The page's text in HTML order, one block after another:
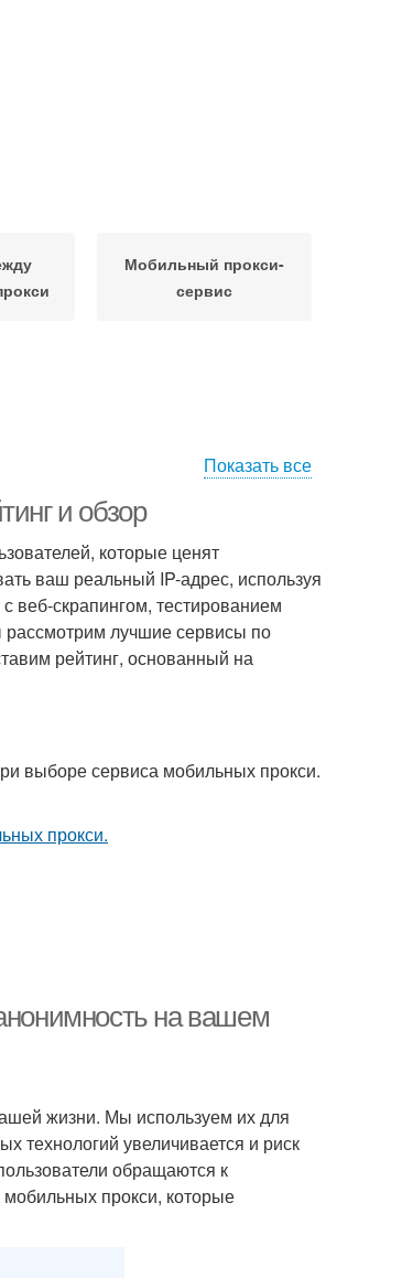
Мобильный прокси-
сервис
Показать все
и обзор
которые ценят
ваш реальный IP-адрес, используя
веб-скрапингом, тестированием
рассмотрим лучшие сервисы по
рейтинг, основанный на
выборе сервиса мобильных прокси.
на вашем
жизни. Мы используем их для
технологий увеличивается и риск
обращаются к
прокси, которые